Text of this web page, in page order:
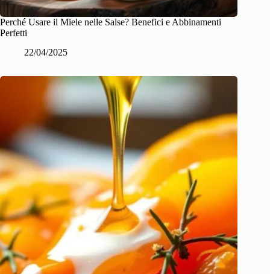
Perché Usare il Miele nelle Salse? Benefici e Abbinamenti
Perfetti
22/04/2025